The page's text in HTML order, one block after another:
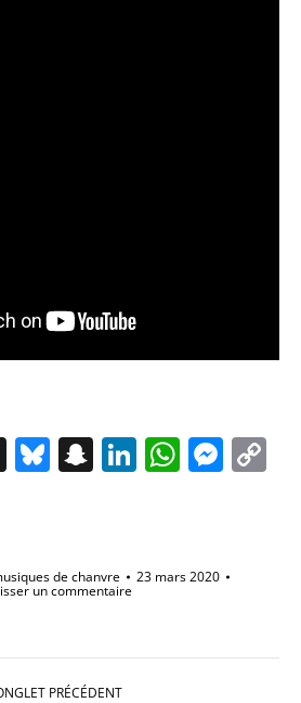
X Bluesky
Snapchat
LinkedIn
de chanvre 23 mars 2020
un commentaire
PRÉCÉDENT